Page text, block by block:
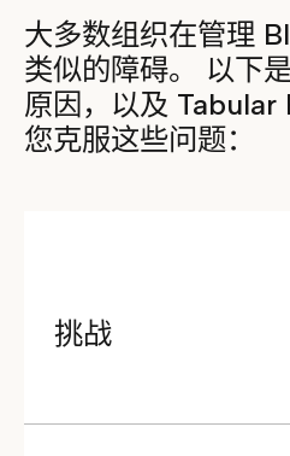
大多数组织在管理
类似的障碍。 以下
原因，以及
您克服这些问题：
挑战